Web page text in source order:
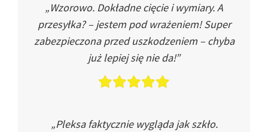
„Wzorowo. Dokładne cięcie i wymiary. A
przesyłka? – jestem pod wrażeniem! Super
zabezpieczona przed uszkodzeniem – chyba
już lepiej się nie da!”
„Pleksa faktycznie wygląda jak szkło.